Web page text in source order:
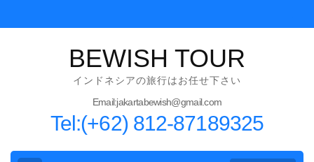
to
BEWISH TOUR
インドネシアの旅行はお任せ下さい
Email:jakartabewish@gmail.com
Tel:(+62) 812-87189325